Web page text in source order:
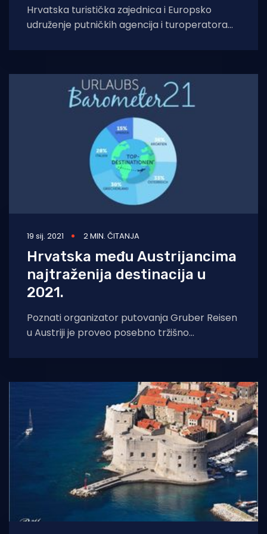
Hrvatska turistička zajednica i Europsko
udruženje putničkih agencija i turoperatora
Hrvatska u 2021. godini ima
19 sij. 2021 2 MIN. ČITANJA
Hrvatska među Austrijancima
najtraženija destinacija u
2021.
Poznati organizator putovanja Gruber Reisen
u Austriji je proveo posebno tržišno
godini“, a rezultate istraživanja,